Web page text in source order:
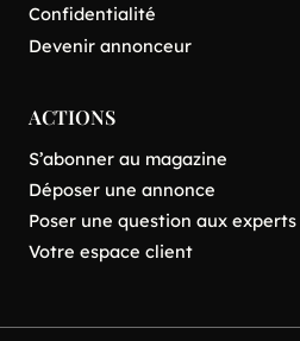
Confidentialité
Devenir annonceur
ACTIONS
S’abonner au magazine
Déposer une annonce
Poser une question aux experts
Votre espace client